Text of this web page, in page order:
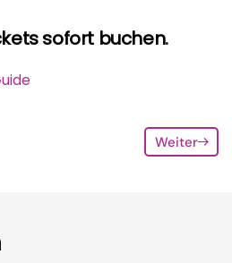
sofort buchen.
Weiter